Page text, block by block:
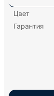
Цвет
Гарантия